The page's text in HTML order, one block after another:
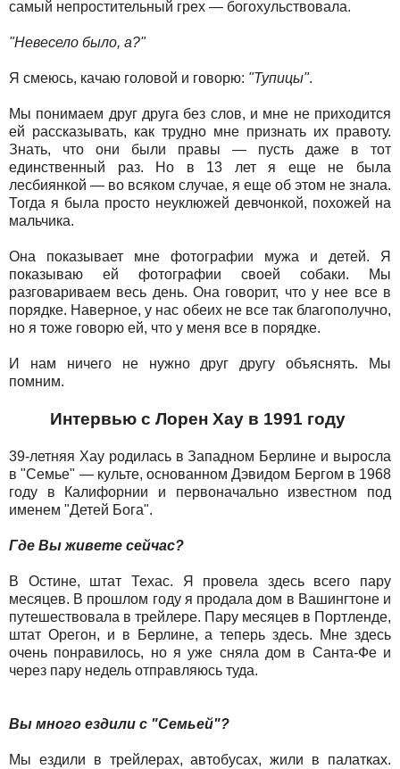
самый непростительный грех — богохульствовала.
"Невесело было, а?"
Я смеюсь, качаю головой и говорю: "Тупицы".
Мы понимаем друг друга без слов, и мне не приходится
ей рассказывать, как трудно мне признать их правоту.
Знать, что они были правы — пусть даже в тот
единственный раз. Но в 13 лет я еще не была
лесбиянкой — во всяком случае, я еще об этом не знала.
Тогда я была просто неуклюжей девчонкой, похожей на
мальчика.
Она показывает мне фотографии мужа и детей. Я
показываю ей фотографии своей собаки. Мы
разговариваем весь день. Она говорит, что у нее все в
порядке. Наверное, у нас обеих не все так благополучно,
но я тоже говорю ей, что у меня все в порядке.
И нам ничего не нужно друг другу объяснять. Мы
помним.
Интервью с Лорен Хау в 1991 году
39-летняя Хау родилась в Западном Берлине и выросла
в "Семье" — культе, основанном Дэвидом Бергом в 1968
году в Калифорнии и первоначально известном под
именем "Детей Бога".
Где Вы живете сейчас?
В Остине, штат Техас. Я провела здесь всего пару
месяцев. В прошлом году я продала дом в Вашингтоне и
путешествовала в трейлере. Пару месяцев в Портленде,
штат Орегон, и в Берлине, а теперь здесь. Мне здесь
очень понравилось, но я уже сняла дом в Санта-Фе и
через пару недель отправляюсь туда.
Вы много ездили с "Семьей"?
Мы ездили в трейлерах, автобусах, жили в палатках.